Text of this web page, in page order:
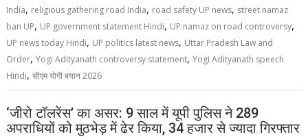
India, religious gathering road India, road safety UP news, street namaz
ban UP, UP government statement Hindi, UP namaz on road controversy,
UP news today Hindi, UP politics latest news, Uttar Pradesh Law and
Order,Yogi Adityanath controversy statement,Yogi Adityanath speech
Hindi,सीएम योगी बयान 2026
‘जीरो टॉलरेंस’ का असर: 9 साल में यूपी पुलिस ने 289
अपराधियों को मुठभेड़ में ढेर किया, 34 हजार से ज्यादा गिरफ्तार